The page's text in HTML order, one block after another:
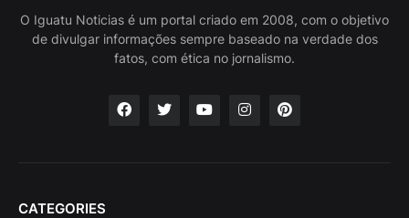
O Iguatu Noticias é um portal criado em 2008, com o objetivo
de divulgar informações sempre baseado na verdade dos
fatos, com ética no jornalismo.
CATEGORIES